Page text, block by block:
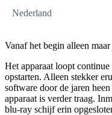
Nederland
Vanaf het begin alleen
Het apparaat loopt
opstarten. Alleen stekker
software door de jaren
apparaat is verder traag.
blu-ray schijf erin